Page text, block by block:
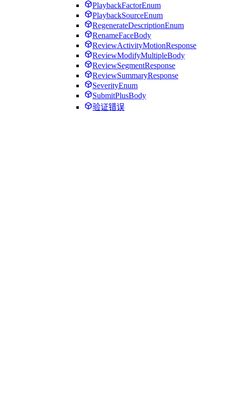
PlaybackFactorEnum
PlaybackSourceEnum
RegenerateDescriptionEnum
RenameFaceBody
ReviewActivityMotionResponse
ReviewModifyMultipleBody
ReviewSegmentResponse
ReviewSummaryResponse
SeverityEnum
SubmitPlusBody
验证错误